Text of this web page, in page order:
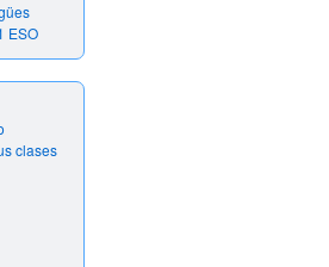
ESO
clases